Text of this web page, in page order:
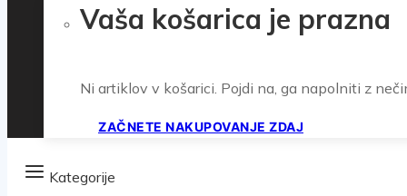
Vaša košarica je prazna
Ni artiklov v košarici. Pojdi na, ga napolniti z
ZAČNETE NAKUPOVANJE ZDAJ
Kategorije